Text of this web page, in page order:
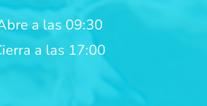
a las 09:30
a las 17:00